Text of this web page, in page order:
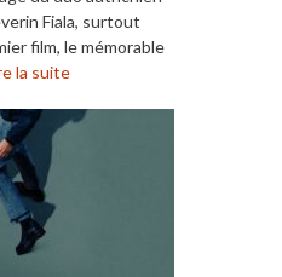
Fiala, surtout
film, le mémorable
la suite